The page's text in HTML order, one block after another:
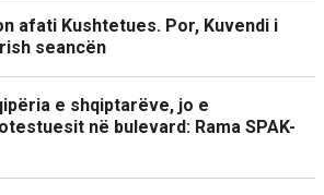
afati Kushtetues. Por, Kuvendi i
seancën
e shqiptarëve, jo e
në bulevard: Rama SPAK-